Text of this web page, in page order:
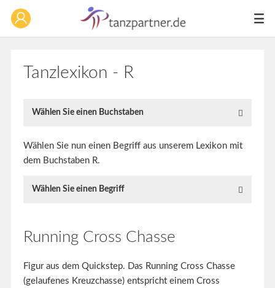
Tanzlexikon - R
Wählen Sie einen Buchstaben
Wählen Sie nun einen Begriff aus unserem Lexikon mit
dem Buchstaben R.
Wählen Sie einen Begriff
Running Cross Chasse
Figur aus dem Quickstep. Das Running Cross Chasse
(gelaufenes Kreuzchasse) entspricht einem Cross